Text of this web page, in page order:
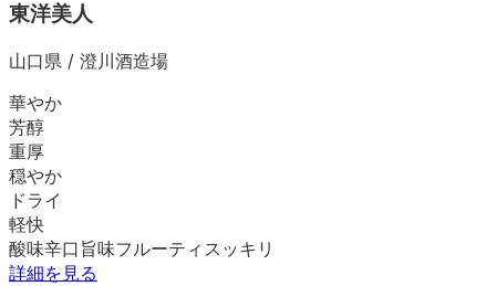
東洋美人
山口県 / 澄川酒造場
華やか
芳醇
重厚
穏やか
ドライ
軽快
酸味辛口 旨味フルーティ スッキリ
詳細を見る